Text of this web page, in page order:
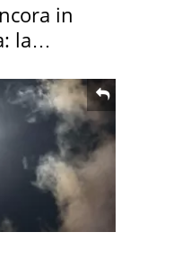
in
la